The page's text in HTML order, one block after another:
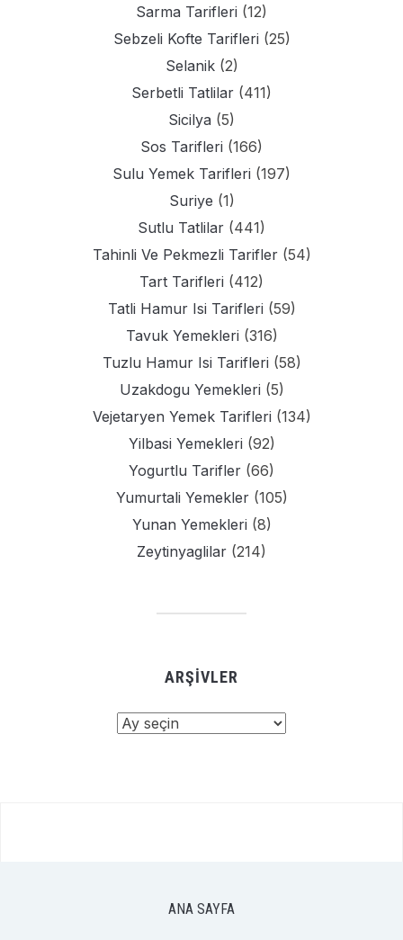
Sarma Tarifleri (12)
Sebzeli Kofte Tarifleri (25)
Selanik(2)
Serbetli Tatlilar (411)
Sicilya (5)
Sos Tarifleri (166)
Sulu Yemek Tarifleri (197)
Suriye (1)
Sutlu Tatlilar (441)
Tahinli Ve Pekmezli Tarifler(54)
Tart Tarifleri (412)
Tatli Hamur Isi Tarifleri (59)
Tavuk Yemekleri (316)
Tuzlu Hamur Isi Tarifleri (58)
Uzakdogu Yemekleri (5)
Vejetaryen Yemek Tarifleri (134)
Yilbasi Yemekleri (92)
Yogurtlu Tarifler (66)
Yumurtali Yemekler(105)
Yunan Yemekleri (8)
Zeytinyaglilar (214)
ARŞIVLER
ANA SAYFA